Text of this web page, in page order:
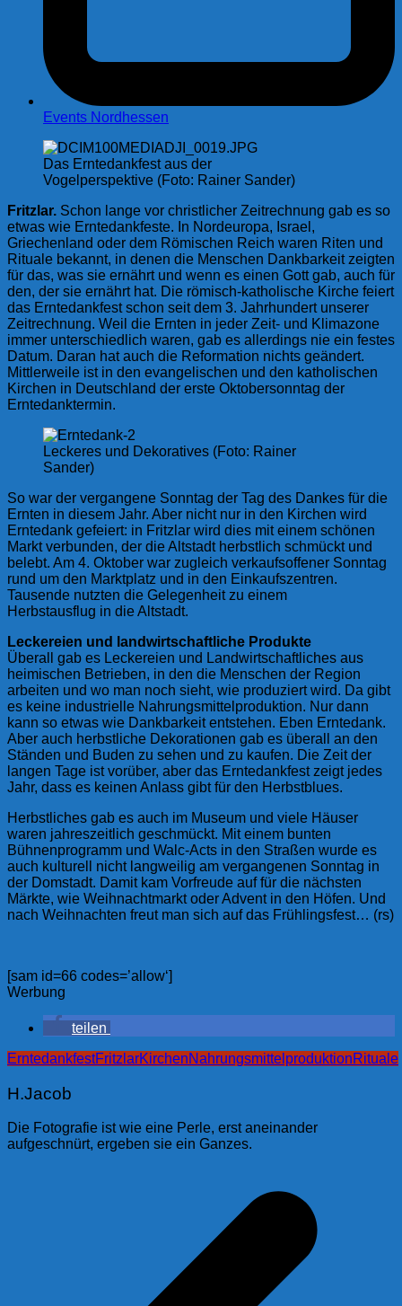
Events Nordhessen
Das Erntedankfest aus der
Vogelperspektive (Foto: Rainer Sander)
Fritzlar. Schon lange vor christlicher Zeitrechnung gab es so
etwas wie Erntedankfeste. In Nordeuropa, Israel,
Griechenland oder dem Römischen Reich waren Riten und
Rituale bekannt, in denen die Menschen Dankbarkeit zeigten
für das, was sie ernährt und wenn es einen Gott gab, auch für
den, der sie ernährt hat. Die römisch-katholische Kirche feiert
das Erntedankfest schon seit dem 3. Jahrhundert unserer
Zeitrechnung. Weil die Ernten in jeder Zeit- und Klimazone
immer unterschiedlich waren, gab es allerdings nie ein festes
Datum. Daran hat auch die Reformation nichts geändert.
Mittlerweile ist in den evangelischen und den katholischen
Kirchen in Deutschland der erste Oktobersonntag der
Erntedanktermin.
Leckeres und Dekoratives (Foto: Rainer
Sander)
So war der vergangene Sonntag der Tag des Dankes für die
Ernten in diesem Jahr. Aber nicht nur in den Kirchen wird
Erntedank gefeiert: in Fritzlar wird dies mit einem schönen
Markt verbunden, der die Altstadt herbstlich schmückt und
belebt. Am 4. Oktober war zugleich verkaufsoffener Sonntag
rund um den Marktplatz und in den Einkaufszentren.
Tausende nutzten die Gelegenheit zu einem
Herbstausflug in die Altstadt.
Leckereien und landwirtschaftliche Produkte
Überall gab es Leckereien und Landwirtschaftliches aus
heimischen Betrieben, in den die Menschen der Region
arbeiten und wo man noch sieht, wie produziert wird. Da gibt
es keine industrielle Nahrungsmittelproduktion. Nur dann
kann so etwas wie Dankbarkeit entstehen. Eben Erntedank.
Aber auch herbstliche Dekorationen gab es überall an den
Ständen und Buden zu sehen und zu kaufen. Die Zeit der
langen Tage ist vorüber, aber das Erntedankfest zeigt jedes
Jahr, dass es keinen Anlass gibt für den Herbstblues.
Herbstliches gab es auch im Museum und viele Häuser
waren jahreszeitlich geschmückt. Mit einem bunten
Bühnenprogramm und Walc-Acts in den Straßen wurde es
auch kulturell nicht langweilig am vergangenen Sonntag in
der Domstadt. Damit kam Vorfreude auf für die nächsten
Märkte, wie Weihnachtmarkt oder Advent in den Höfen. Und
nach Weihnachten freut man sich auf das Frühlingsfest… (rs)
[sam id=66 codes=’allow‘]
Werbung
teilen
ErntedankfestFritzlarKirchenNahrungsmittelproduktionRituale
H.Jacob
Die Fotografie ist wie eine Perle, erst aneinander
aufgeschnürt, ergeben sie ein Ganzes.